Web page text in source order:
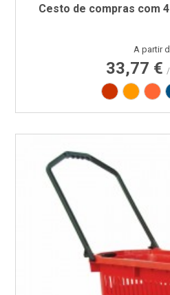
Cesto de compras com
A partir
33,77 €
Vermelho